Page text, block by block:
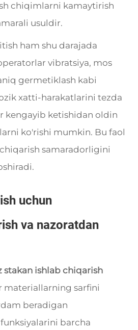
chiqimlarni kamaytirish
usuldir.
ham shu darajada
vibratsiya, mos
germetiklash kabi
xatti-harakatlarini tezda
kengayib ketishidan oldin
ko'rishi mumkin. Bu faol
samaradorligini
uchun
va nazoratdan
stakan ishlab chiqarish
materiallarning sarfini
beradigan
barcha